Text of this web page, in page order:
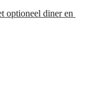
optioneel diner en